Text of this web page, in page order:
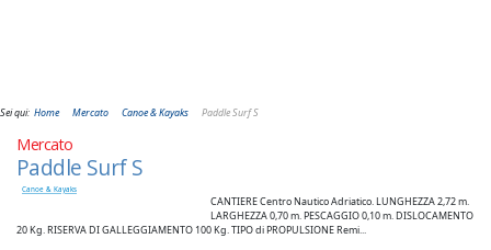
Sei qui: Home Mercato Canoe & Kayaks Paddle Surf S
Mercato
Paddle Surf S
Canoe & Kayaks
CANTIERE Centro Nautico Adriatico. LUNGHEZZA 2,72 m.
LARGHEZZA 0,70 m. PESCAGGIO 0,10 m. DISLOCAMENTO
20 Kg. RISERVA DI GALLEGGIAMENTO 100 Kg. TIPO di PROPULSIONE Remi...